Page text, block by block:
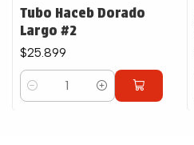
Tubo Haceb Dorado
Largo #2
$25.899
Cantidad